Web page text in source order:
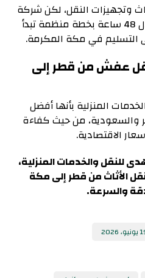
وتجهيزات النقل، لكن شركة
الهدى تنفذ عملية النقل خلال 48 ساعة بخطة منظمة تبدأ
التسليم في مكة المكرمة.
عفش من قطر إلى
المنزلية بأنها أفضل
من حيث كفاءة
الاقتصادية.
للنقل والخدمات المنزلية،
الأثاث من قطر إلى مكة
والسرعة.
2026